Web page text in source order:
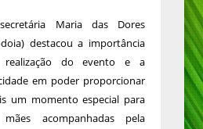
Maria das Dores
destacou a importância
realização do evento e a
em poder proporcionar
um momento especial para
acompanhadas pela